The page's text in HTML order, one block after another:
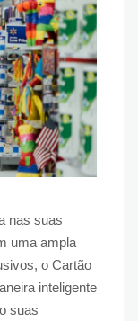
nas suas
uma ampla
o Cartão
inteligente
suas